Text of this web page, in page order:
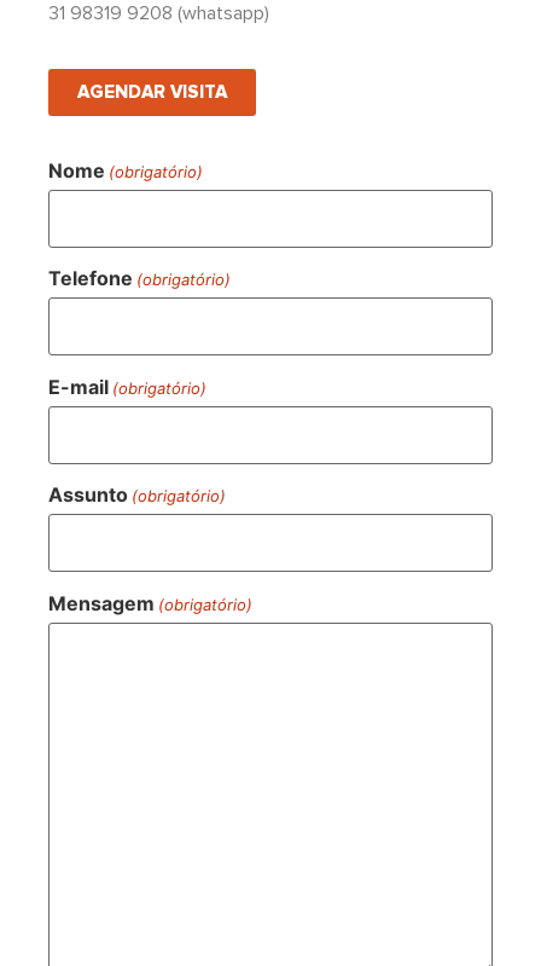
31 98319 9208 (whatsapp)
AGENDAR VISITA
Nome (obrigatório)
Telefone (obrigatório)
E-mail (obrigatório)
Assunto (obrigatório)
Mensagem (obrigatório)